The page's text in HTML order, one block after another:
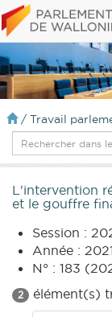
/ Travail
L'intervention
et le gouffre
Session :
Année : 2021
N° : 183
2 élément(s)